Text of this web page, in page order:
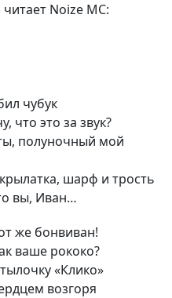
Noize MC:
чубук
что это за звук?
полуночный мой
шарф и трость
вы, Иван…
же бонвиван!
ваше рококо?
«Клико»
возгоря